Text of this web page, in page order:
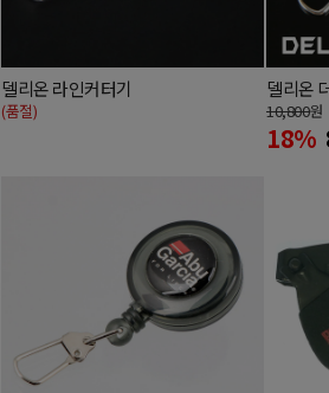
델리온 라인커터기
(품절)
델리온
10,800원
18%